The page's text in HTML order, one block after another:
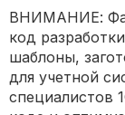
ВНИМАНИЕ:
код
шаблоны,
для учетной
специалистов